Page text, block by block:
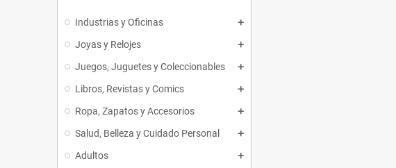
Industrias y Oficinas
Joyas y Relojes
Juegos, Juguetes y Coleccionables
Libros, Revistas y Comics
Ropa, Zapatos y Accesorios
Salud, Belleza y Cuidado Personal
Adultos